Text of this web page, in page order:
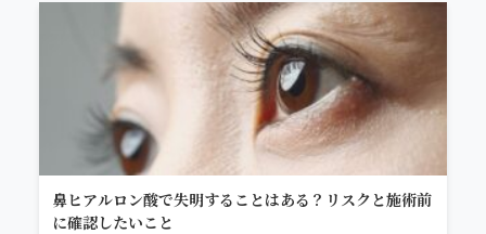
鼻ヒアルロン酸で失明することはある？リスクと施術前
に確認したいこと